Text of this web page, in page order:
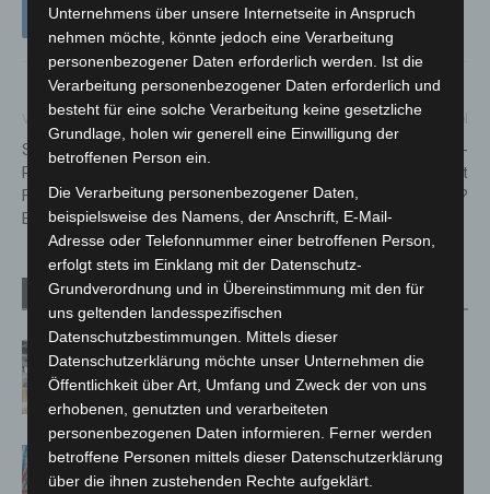
Vorheriger Artikel
Szenario-B-Tag im
Primarbereich und an
Förderschulen Geistige
Entwicklung
Nächster Artikel
Verletzte Radfahrerin in Groß-
Buchholz gefunden – Wer hat
den Unfall beobachtet?
Verwandte Artikel Mehr vom Autor
Kunst trifft Weingenuss: Barbara-
Susann Mehring zeigt ihre Werke im
Jacques’ Wein-Depot Isernhagen
A2: Zweite Turbobaustelle startet
zwischen Hannover-West und
Unternehmens über unsere Internetseite in Anspruch
nehmen möchte, könnte jedoch eine Verarbeitung
personenbezogener Daten erforderlich werden. Ist die
Verarbeitung personenbezogener Daten erforderlich und
besteht für eine solche Verarbeitung keine gesetzliche
Grundlage, holen wir generell eine Einwilligung der
betroffenen Person ein.
Die Verarbeitung personenbezogener Daten,
beispielsweise des Namens, der Anschrift, E-Mail-
Adresse oder Telefonnummer einer betroffenen Person,
erfolgt stets im Einklang mit der Datenschutz-
Grundverordnung und in Übereinstimmung mit den für
uns geltenden landesspezifischen
Datenschutzbestimmungen. Mittels dieser
Datenschutzerklärung möchte unser Unternehmen die
Öffentlichkeit über Art, Umfang und Zweck der von uns
erhobenen, genutzten und verarbeiteten
personenbezogenen Daten informieren. Ferner werden
betroffene Personen mittels dieser Datenschutzerklärung
über die ihnen zustehenden Rechte aufgeklärt.